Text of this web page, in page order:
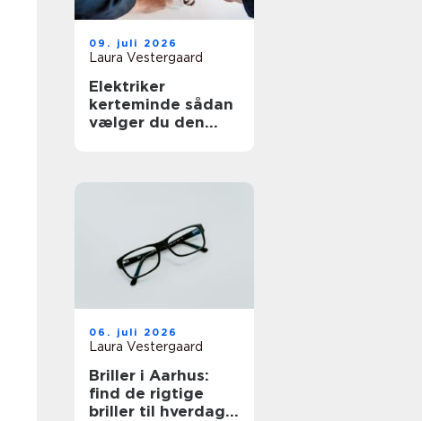
09. juli 2026
Laura Vestergaard
Elektriker
kerteminde sådan
vælger du den
06. juli 2026
Laura Vestergaard
Briller i Aarhus:
find de rigtige
briller til hverdag